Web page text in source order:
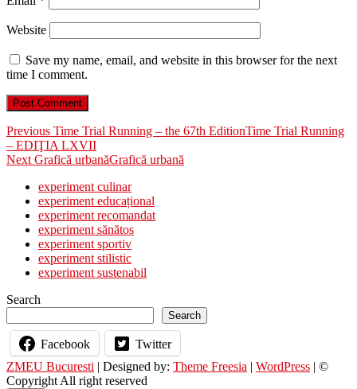
Website
Save my name, email, and website in this browser for the next
time I comment.
Post
navigation
Previous Previous
post:
Time Trial Running – the 67th EditionTime Trial Running
– EDIŢIA LXVII
Next Next
Grafică urbanăGrafică urbană
experiment culinar
experiment educațional
experiment recomandat
experiment sănătos
experiment sportiv
experiment stilistic
experiment sustenabil
Search
Search
Facebook
Twitter
ZMEU Bucuresti | Designed by: Theme Freesia | WordPress | ©
Copyright All right reserved